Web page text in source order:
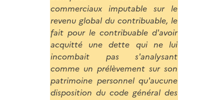
commerciaux imputable sur le
revenu global du contribuable, le
fait pour le contribuable d'avoir
acquitté une dette qui ne lui
incombait pas s'analysant
comme un prélèvement sur son
patrimoine personnel qu'aucune
disposition du code général des